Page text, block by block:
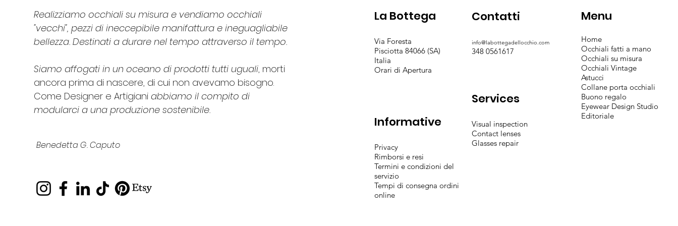
Realizziamo occhiali su misura e vendiamo occhiali
"vecchi", pezzi di ineccepibile manifattura e ineguagliabile
bellezza. Destinati a durare nel tempo attraverso il tempo.
Siamo affogati in un oceano di prodotti tutti uguali, morti
ancora prima di nascere, di cui non avevamo bisogno.
Come Designer e Artigianiabbiamo il compito di
modularci a una produzione sostenibile.
Benedetta G. Caputo
La Bottega
Via Foresta
Pisciotta 84066 (SA)
Italia
Orari di Apertura
Contatti
info@labottegadellocchio.com
348 0561617
Informative
Privacy
Rimborsi e resi
Termini e condizioni del
servizio
Tempi di consegna ordini
online
Services
Visual inspection
Contact lenses
Glasses repair
Menu
Home
Occhiali fatti a mano
Occhiali su misura
Occhiali Vintage
Astucci
Collane porta occhiali
Buono regalo
Eyewear Design Studio
Editoriale